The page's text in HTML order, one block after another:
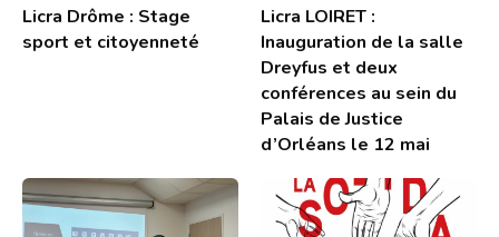
Licra Drôme : Stage
sport et citoyenneté
Licra LOIRET :
Inauguration de la salle
Dreyfus et deux
conférences au sein du
Palais de Justice
d’Orléans le 12 mai